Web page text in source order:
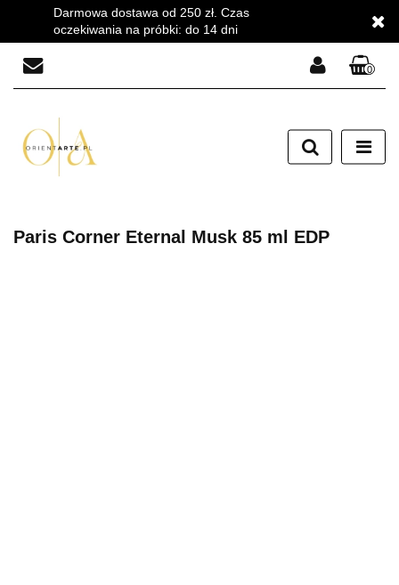
Darmowa dostawa od 250 zł. Czas
oczekiwania na próbki: do 14 dni
Zarejestruj się
Dodaj zgłoszenie
0
Paris Corner Eternal Musk 85 ml EDP